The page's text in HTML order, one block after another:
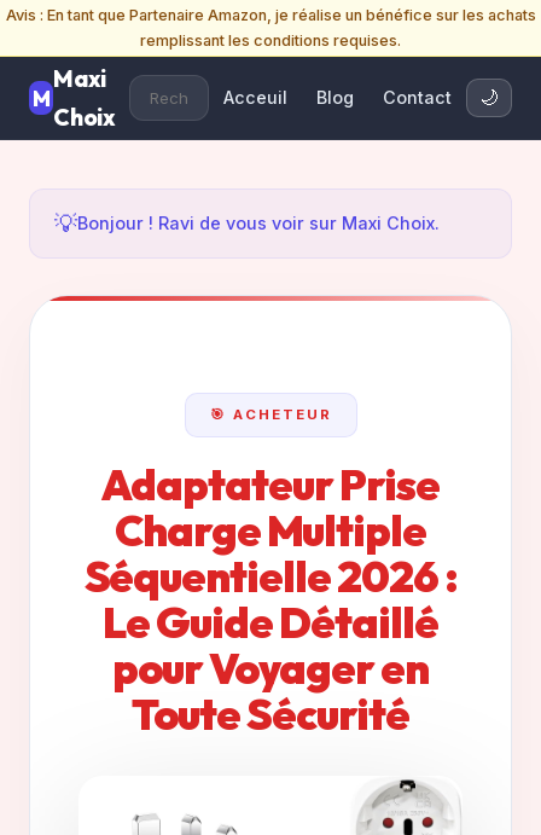
Avis : En tant que Partenaire Amazon, je réalise un bénéfice sur les achats
remplissant les conditions requises.
Maxi
Choix
Acceuil Blog Contact 🌙
💡Bonjour ! Ravi de vous voir sur Maxi Choix.
🎯 ACHETEUR
Adaptateur Prise
Charge Multiple
Séquentielle 2026 :
Le Guide Détaillé
pour Voyager en
Toute Sécurité